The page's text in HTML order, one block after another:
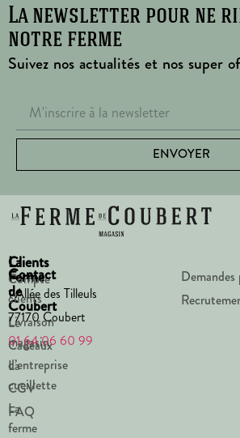
La newsletter pour ne
notre ferme
Suivez nos actualités et nos super
ENVOYER
La
Ferme
de
Coubert
Le
magasin
La
cueillette
La
ferme
Clients
Compte
clients
Livraison
Cadeaux
d’entreprise
CGV
FAQ
Contact
1 Allée des Tilleuls
77170 Coubert
01 64 06 60 99
Demandes